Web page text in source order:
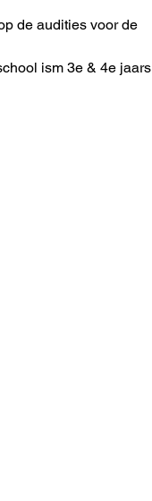
de audities voor de
ism 3e & 4e jaars